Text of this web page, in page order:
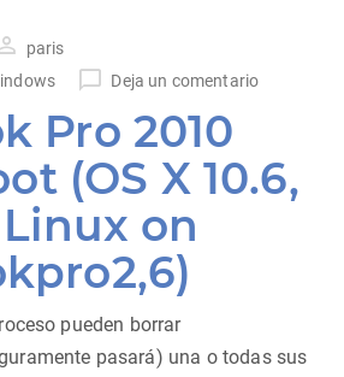
paris
Deja un comentario
Pro 2010
(OS X 10.6,
on
pueden borrar
pasará) una o todas sus